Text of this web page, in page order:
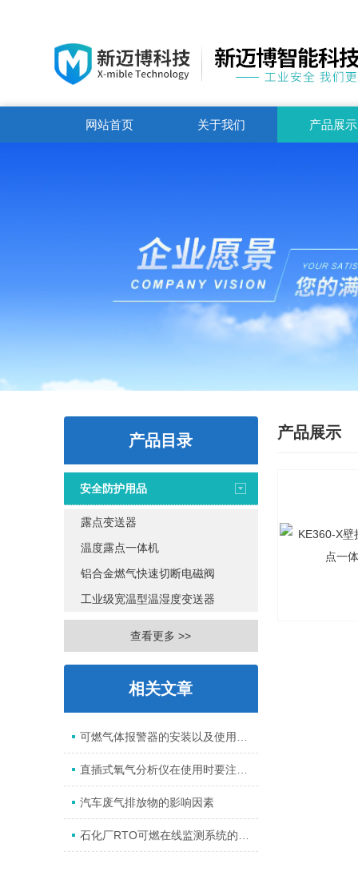
网站首页 关于我们 产品展示
产品目录
安全防护用品
露点变送器
温度露点一体机
铝合金燃气快速切断电磁阀
工业级宽温型温湿度变送器
查看更多 >>
相关文章
汽车废气排放物的影响因素
产品展示